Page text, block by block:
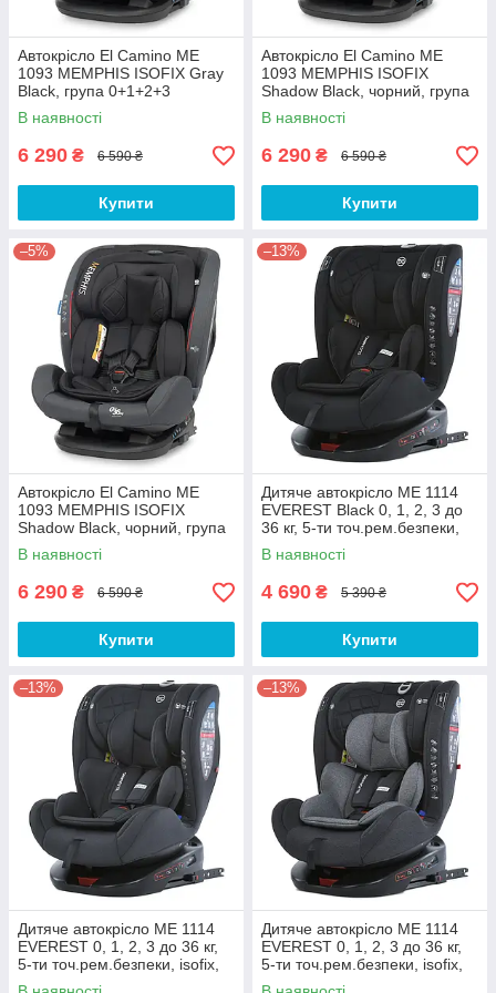
ому магазині ви обов'язково знайдете відповідн
ий варіант, оскільки модельний ряд у нас дуже
великий.
Автокрісло El Camino ME
1093 MEMPHIS ISOFIX Gray
Black, група 0+1+2+3
В наявності
6 290 ₴ 6 590 ₴
Купити
Автокрісло El Camino ME
1093 MEMPHIS ISOFIX
Shadow Black, чорний, група
0+/1+2+3
В наявності
6 290 ₴ 6 590 ₴
Купити
–5%
Автокрісло El Camino ME
1093 MEMPHIS ISOFIX
Shadow Black, чорний, група
0+/1+2+3
В наявності
6 290 ₴ 6 590 ₴
Купити
–13%
Дитяче автокрісло ME 1114
EVEREST Black 0, 1, 2, 3 до
36 кг, 5-ти точ.рем.безпеки,
isofix, чорний
В наявності
4 690 ₴ 5 390 ₴
Купити
–13%
Дитяче автокрісло ME 1114
EVEREST 0, 1, 2, 3 до 36 кг,
5-ти точ.рем.безпеки, isofix,
сірий
–13%
Дитяче автокрісло ME 1114
EVEREST 0, 1, 2, 3 до 36 кг,
5-ти точ.рем.безпеки, isofix,
сірий